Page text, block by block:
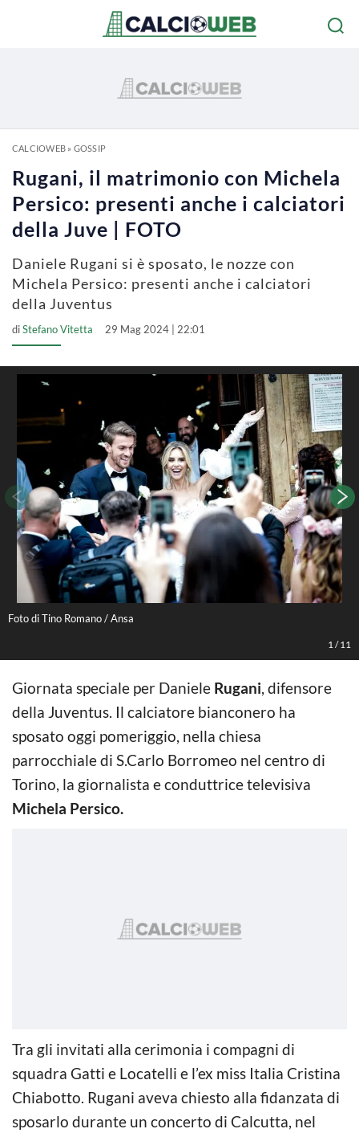
CALCIOWEB» GOSSIP
Rugani, il matrimonio con Michela
Persico: presenti anche i calciatori
della Juve | FOTO
Daniele Rugani si è sposato, le nozze con
Michela Persico: presenti anche i calciatori
della Juventus
diStefano Vitetta 29 Mag 2024 | 22:01
Foto di Tino Romano / Ansa
1 /11
Giornata speciale per Daniele Rugani, difensore
della Juventus. Il calciatore bianconero ha
sposato oggi pomeriggio, nella chiesa
parrocchiale di S.Carlo Borromeo nel centro di
Torino, la giornalista e conduttrice televisiva
Michela Persico.
Tra gli invitati alla cerimonia i compagni di
squadra Gatti e Locatelli e l’ex miss Italia Cristina
Chiabotto. Rugani aveva chiesto alla fidanzata di
sposarlo durante un concerto di Calcutta, nel